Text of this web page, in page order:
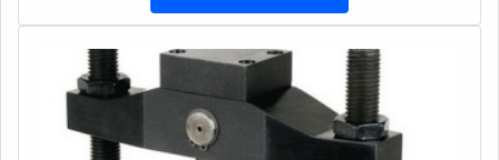
resistência. Os responsáveis pelos processos produtivos
dificilmente precisarão